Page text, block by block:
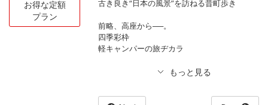
お得な定額
プラン
古き良き“日本の風景”を訪ねる昔町歩き
前略、高座から──。
四季彩枠
軽キャンパーの旅ヂカラ